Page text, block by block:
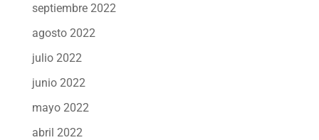
septiembre 2022
agosto 2022
julio 2022
junio 2022
mayo 2022
abril 2022